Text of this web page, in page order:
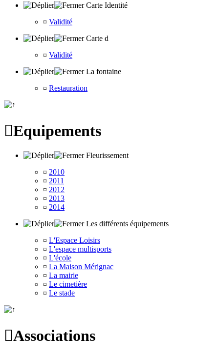
Carte Identité
¤ Validité
Carte d
¤ Validité
La fontaine
¤ Restauration
Equipements
Fleurissement
¤ 2010
¤ 2011
¤ 2012
¤ 2013
¤ 2014
Les différents équipements
¤ L'Espace Loisirs
¤ L'espace multisports
¤ L'école
¤ La Maison Mérignac
¤ La mairie
¤ Le cimetière
¤ Le stade
Associations